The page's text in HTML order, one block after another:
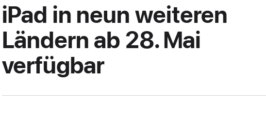
iPad in neun weiteren
Ländern ab 28. Mai
verfügbar